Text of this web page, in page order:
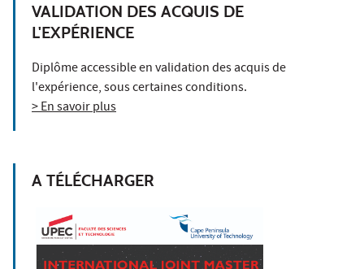
VALIDATION DES ACQUIS DE
L'EXPÉRIENCE
Diplôme accessible en validation des acquis de
l'expérience, sous certaines conditions.
> En savoir plus
A TÉLÉCHARGER